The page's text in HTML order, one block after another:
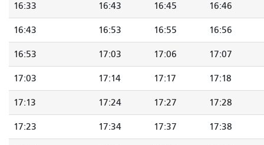
16:33 16:43 16:45 16:46
16:43 16:53 16:55 16:56
16:53 17:03 17:06 17:07
17:03 17:14 17:17 17:18
17:13 17:24 17:27 17:28
17:23 17:34 17:37 17:38